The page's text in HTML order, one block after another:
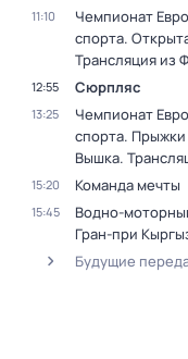
11:10
Чемпионат
спорта.
Трансляция из
12:55 Сюрпляс
13:25
Чемпионат
спорта.
Вышка.
15:20 Команда мечты
15:45
Водно-
Гран-при
Будущие